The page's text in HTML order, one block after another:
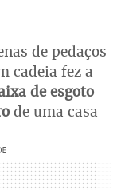
de pedaços
cadeia fez a
de esgoto
de uma casa